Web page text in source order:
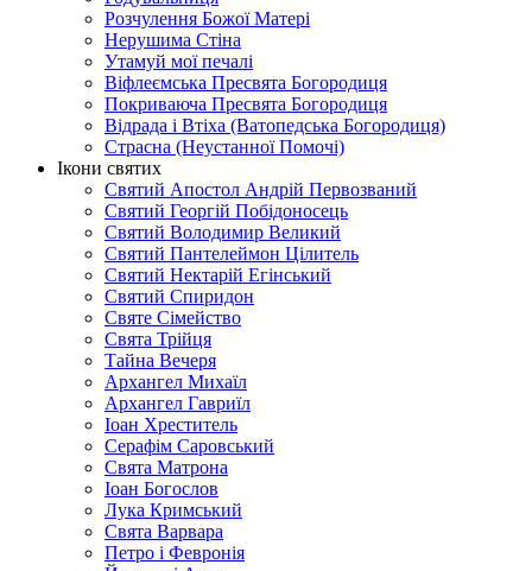
Розчулення Божої Матері
Нерушима Стіна
Утамуй мої печалі
Віфлеємська Пресвята Богородиця
Покриваюча Пресвята Богородиця
Відрада і Втіха (Ватопедська Богородиця)
Страсна (Неустанної Помочі)
Ікони святих
Святий Апостол Андрій Первозваний
Святий Георгій Побідоносець
Святий Володимир Великий
Святий Пантелеймон Цілитель
Святий Нектарій Егінський
Святий Спиридон
Святе Сімейство
Свята Трійця
Тайна Вечеря
Архангел Михаїл
Архангел Гавриїл
Іоан Хреститель
Серафім Саровський
Свята Матрона
Іоан Богослов
Лука Кримський
Свята Варвара
Петро і Февронія